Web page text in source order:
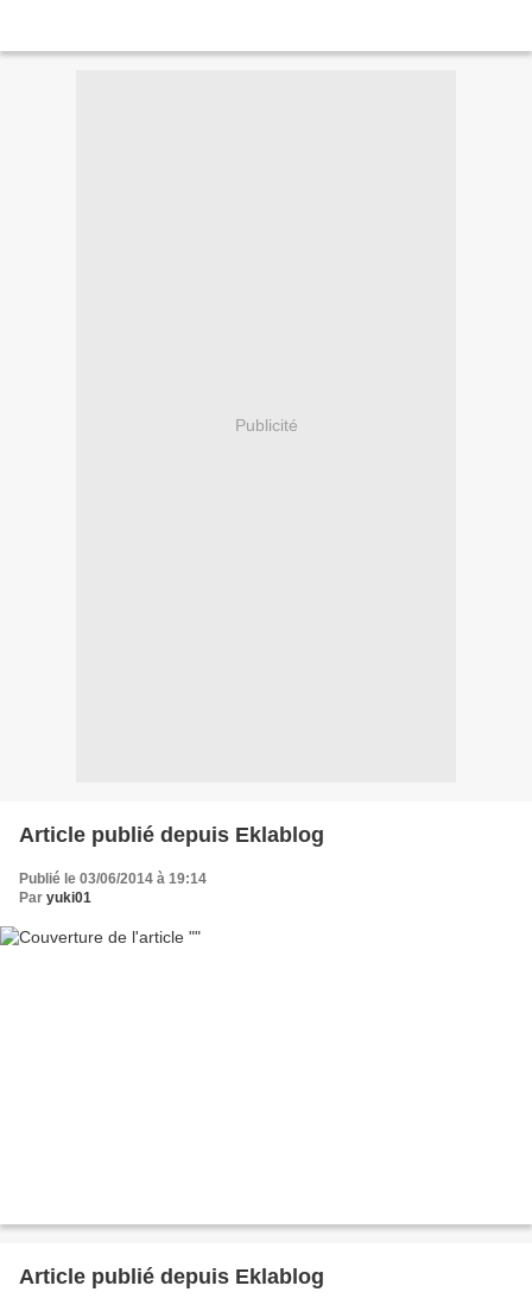
Publicité
Article publié depuis Eklablog
Publié le 03/06/2014 à 19:14
Par yuki01
Article publié depuis Eklablog